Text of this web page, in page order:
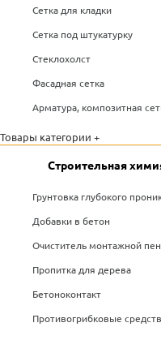
Сетка для кладки
Сетка под штукатурку
Стеклохолст
Фасадная сетка
Арматура, композитная
Товары категории +
Строительная
Грунтовка глубокого
Добавки в бетон
Очиститель монтажной
Пропитка для дерева
Бетоноконтакт
Противогрибковые